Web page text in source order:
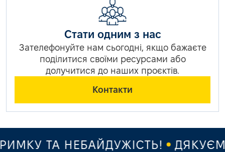
Стати одним з нас
Зателефонуйте нам сьогодні, якщо бажаєте
поділитися своїми ресурсами або
долучитися до наших проєктів.
Контакти
ТА НЕБАЙДУЖІСТЬ! ДЯКУЄМО